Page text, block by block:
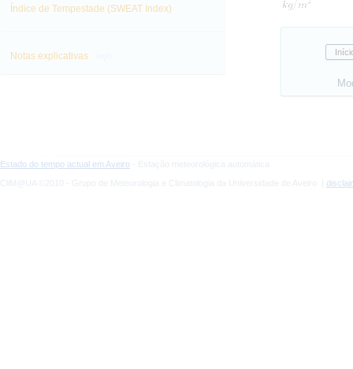
Índice de Tempestade (SWEAT Index)
Notas explicativas
Estado do tempo actual em Aveiro
CliM@UA ©2010 - Grupo de Meteorologia e Climatologia da Universidade de Aveiro |